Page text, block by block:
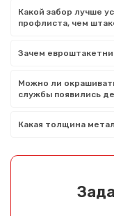
Какой забор лучше
профлиста, чем
Зачем
Можно ли
службы появились
Какая толщина